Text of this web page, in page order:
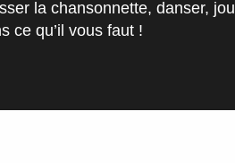
la chansonnette, danser,
ce qu’il vous faut !